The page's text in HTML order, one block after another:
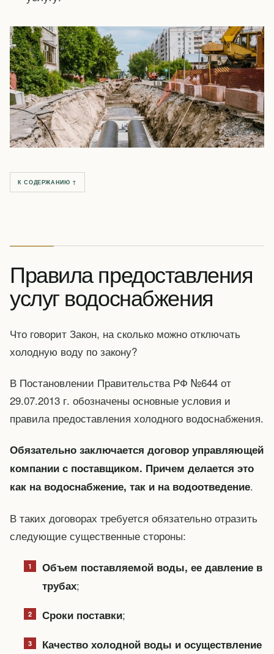
К СОДЕРЖАНИЮ ↑
Правила предоставления
услуг водоснабжения
Что говорит Закон, на сколько можно отключать
холодную воду по закону?
В Постановлении Правительства РФ №644 от
29.07.2013 г. обозначены основные условия и
правила предоставления холодного водоснабжения.
Обязательно заключается договор управляющей
компании с поставщиком. Причем делается это
как на водоснабжение, так и на водоотведение.
В таких договорах требуется обязательно отразить
следующие существенные стороны:
Объем поставляемой воды, ее давление в
трубах;
Сроки поставки;
Качество холодной воды и осуществление